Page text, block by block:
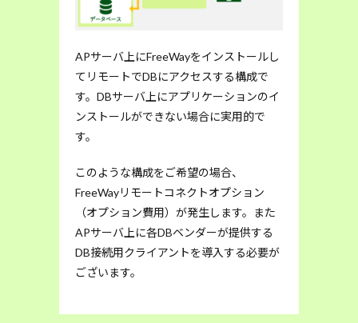
APサーバ上にFreeWayをインストールし
てリモートでDBにアクセスする構成で
す。DBサーバ上にアプリケーションのイ
ンストールができない場合に実用的で
す。
このような構成をご希望の場合、
FreeWayリモートコネクトオプション
（オプション費用） が発生します。また
APサーバ上に各DBベンダーが提供する
DB接続用クライアントを導入する必要が
ございます。